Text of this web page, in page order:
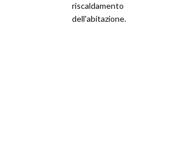
riscaldamento
dell'abitazione.